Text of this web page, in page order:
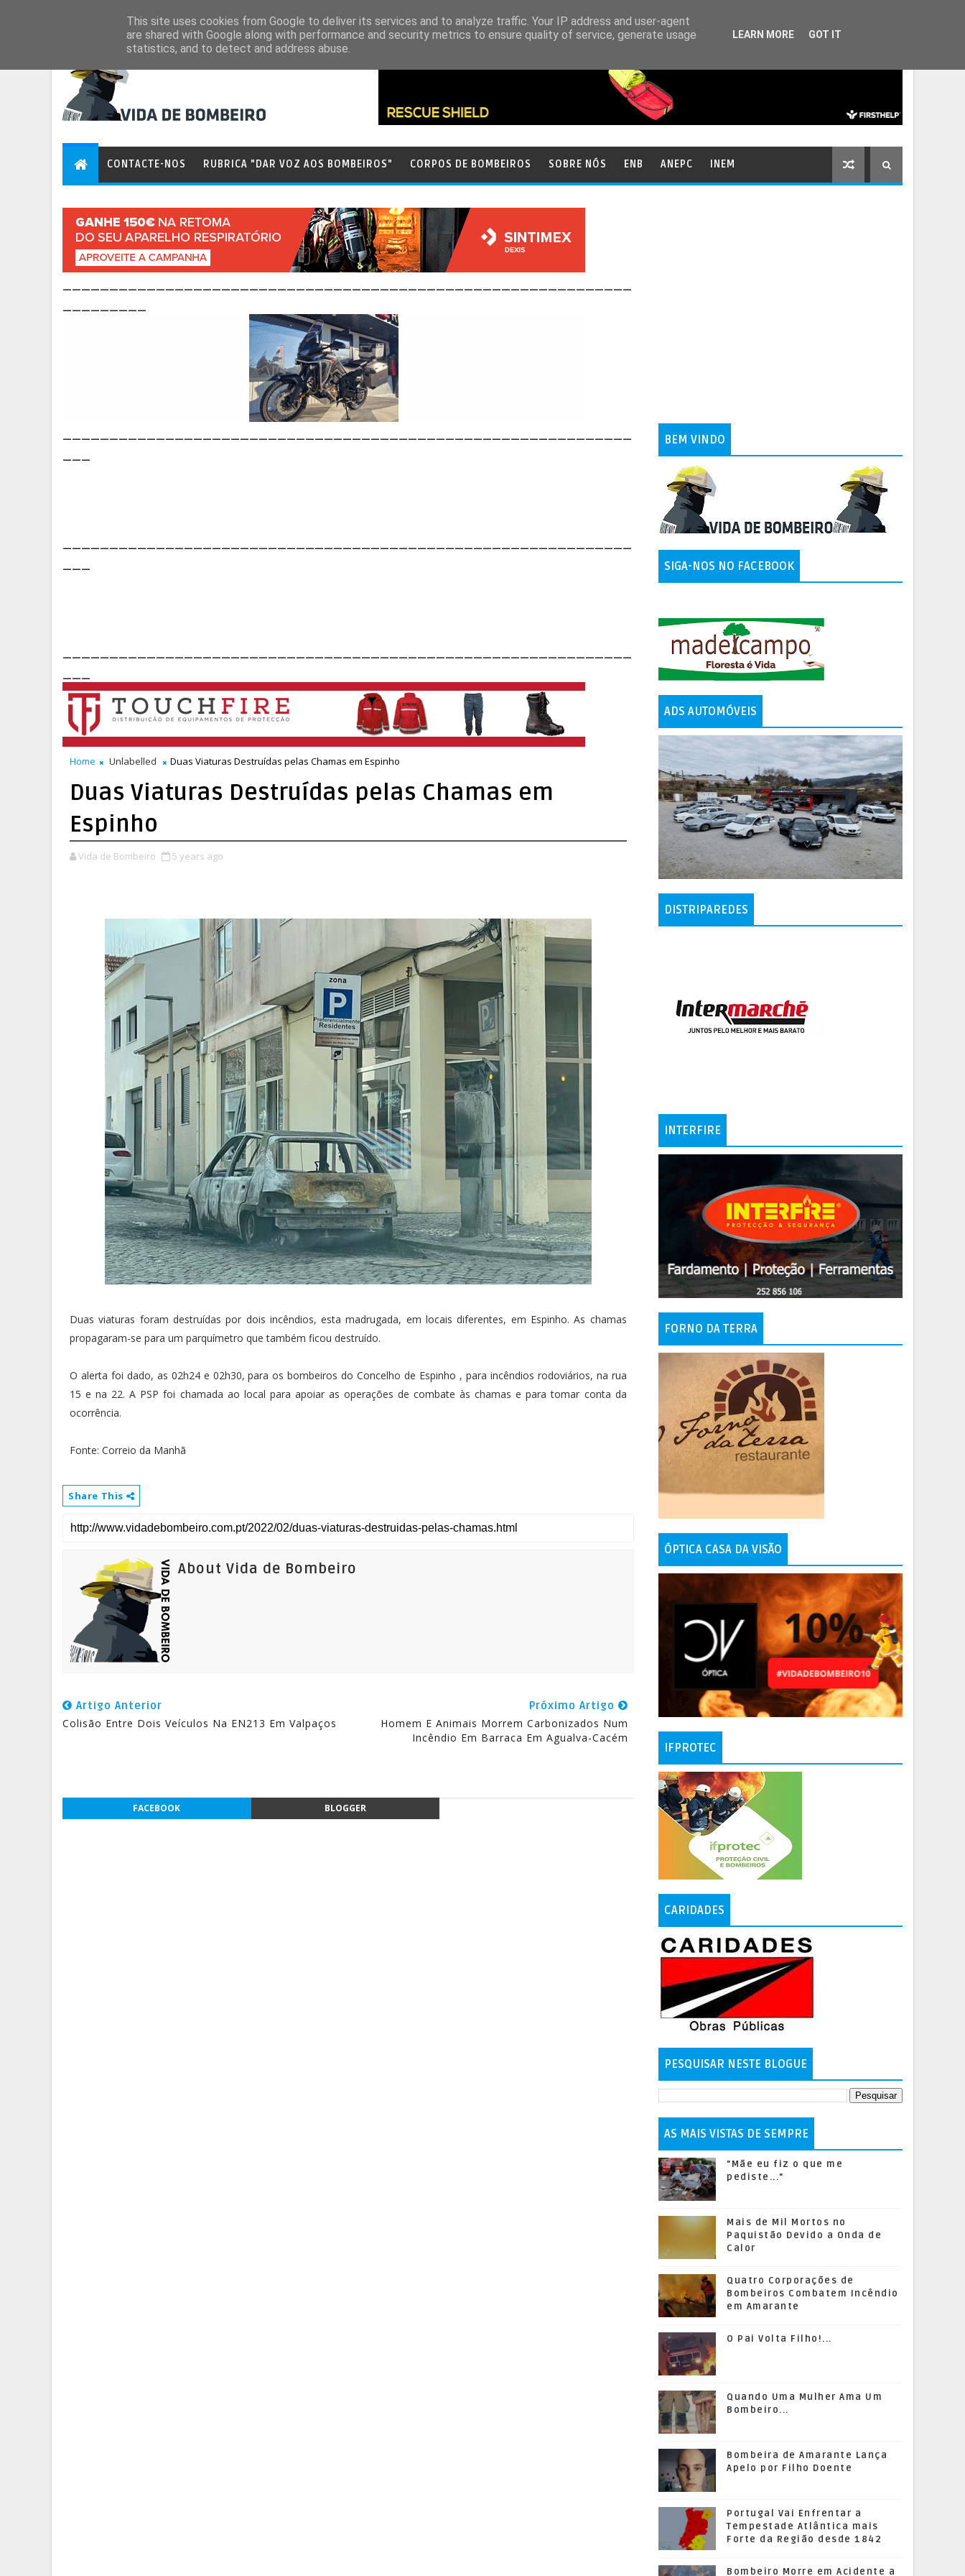
CONTACTE-NOS RUBRICA "DAR VOZ AOS BOMBEIROS" CORPOS DE BOMBEIROS SOBRE NÓS ENB ANEPC INEM
Home Unlabelled Duas Viaturas Destruídas pelas Chamas em Espinho
Duas Viaturas Destruídas pelas Chamas em
Espinho
Vida de Bombeiro 5 years ago
Duas viaturas foram destruídas por dois incêndios, esta madrugada, em locais diferentes, em Espinho. As chamas
propagaram-se para um parquímetro que também ficou destruído.
O alerta foi dado, as 02h24 e 02h30, para os bombeiros do Concelho de Espinho , para incêndios rodoviários, na rua
15 e na 22. A PSP foi chamada ao local para apoiar as operações de combate às chamas e para tomar conta da
ocorrência.
Fonte: Correio da Manhã
Share This
About Vida de Bombeiro
Artigo Anterior
Colisão Entre Dois Veículos Na EN213 Em Valpaços
Próximo Artigo
Homem E Animais Morrem Carbonizados Num
Incêndio Em Barraca Em Agualva-Cacém
FACEBOOK BLOGGER
BEM VINDO
SIGA-NOS NO FACEBOOK
ADS AUTOMÓVEIS
DISTRIPAREDES
INTERFIRE
FORNO DA TERRA
ÓPTICA CASA DA VISÃO
IFPROTEC
CARIDADES
PESQUISAR NESTE BLOGUE
AS MAIS VISTAS DE SEMPRE
"Mãe eu fiz o que me
pediste..."
Mais de Mil Mortos no
Paquistão Devido a Onda de
Calor
Quatro Corporações de
Bombeiros Combatem Incêndio
em Amarante
O Pai Volta Filho!...
Quando Uma Mulher Ama Um
Bombeiro...
Bombeira de Amarante Lança
Apelo por Filho Doente
Portugal Vai Enfrentar a
Tempestade Atlântica mais
Forte da Região desde 1842
Bombeiro Morre em Acidente a
This site uses cookies from Google to deliver its services and to analyze traffic. Your IP address and user-agent
are shared with Google along with performance and security metrics to ensure quality of service, generate usage
statistics, and to detect and address abuse.
LEARN MORE GOT IT